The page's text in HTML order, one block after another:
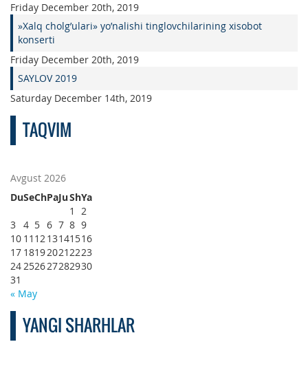
Friday December 20th, 2019
»Xalq cholg’ulari» yo’nalishi tinglovchilarining xisobot
konserti
Friday December 20th, 2019
SAYLOV 2019
Saturday December 14th, 2019
TAQVIM
Avgust 2026
DuSeChPaJuShYa
1
2
3 4 5 6 7 8 9
10 11 1213141516
17 181920212223
24252627282930
31
« May
YANGI SHARHLAR